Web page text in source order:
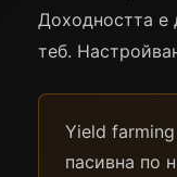
Доходността е
теб.
Yield
пасивна по